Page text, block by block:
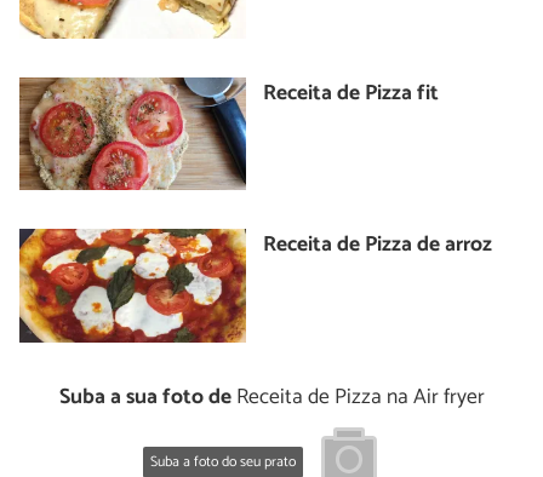
Receita de Pizza fit
Receita de Pizza de arroz
Suba a sua foto deReceita de Pizza na Air fryer
Suba a foto do seu prato